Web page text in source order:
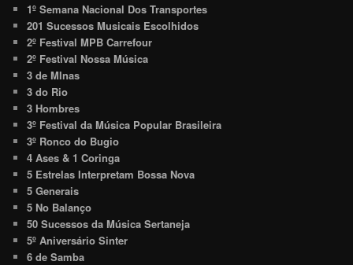
1º Semana Nacional Dos Transportes
201 Sucessos Musicais Escolhidos
2º Festival MPB Carrefour
2º Festival Nossa Música
3 de MInas
3 do Rio
3 Hombres
3º Festival da Música Popular Brasileira
3º Ronco do Bugio
4 Ases & 1 Coringa
5 Estrelas Interpretam Bossa Nova
5 Generais
5 No Balanço
50 Sucessos da Música Sertaneja
5º Aniversário Sinter
6 de Samba